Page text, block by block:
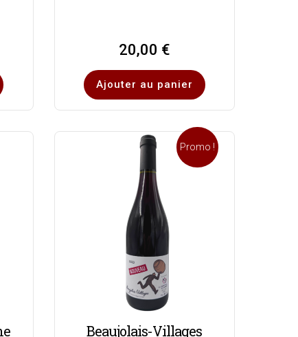
20,00 €
Ajouter au panier
Promo !
Beaujolais-Villages